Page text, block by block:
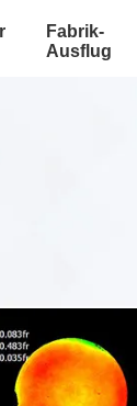
Fabrik-
Ausflug